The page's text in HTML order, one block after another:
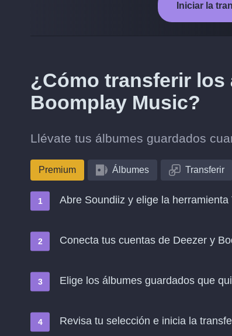
Iniciar la
¿Cómo transferir los
Boomplay Music?
Llévate tus álbumes guardados
Premium Álbumes Transferir
Abre Soundiiz y elige la herramienta
Conecta tus cuentas de Deezer y
Elige los álbumes guardados que
Revisa tu selección e inicia la